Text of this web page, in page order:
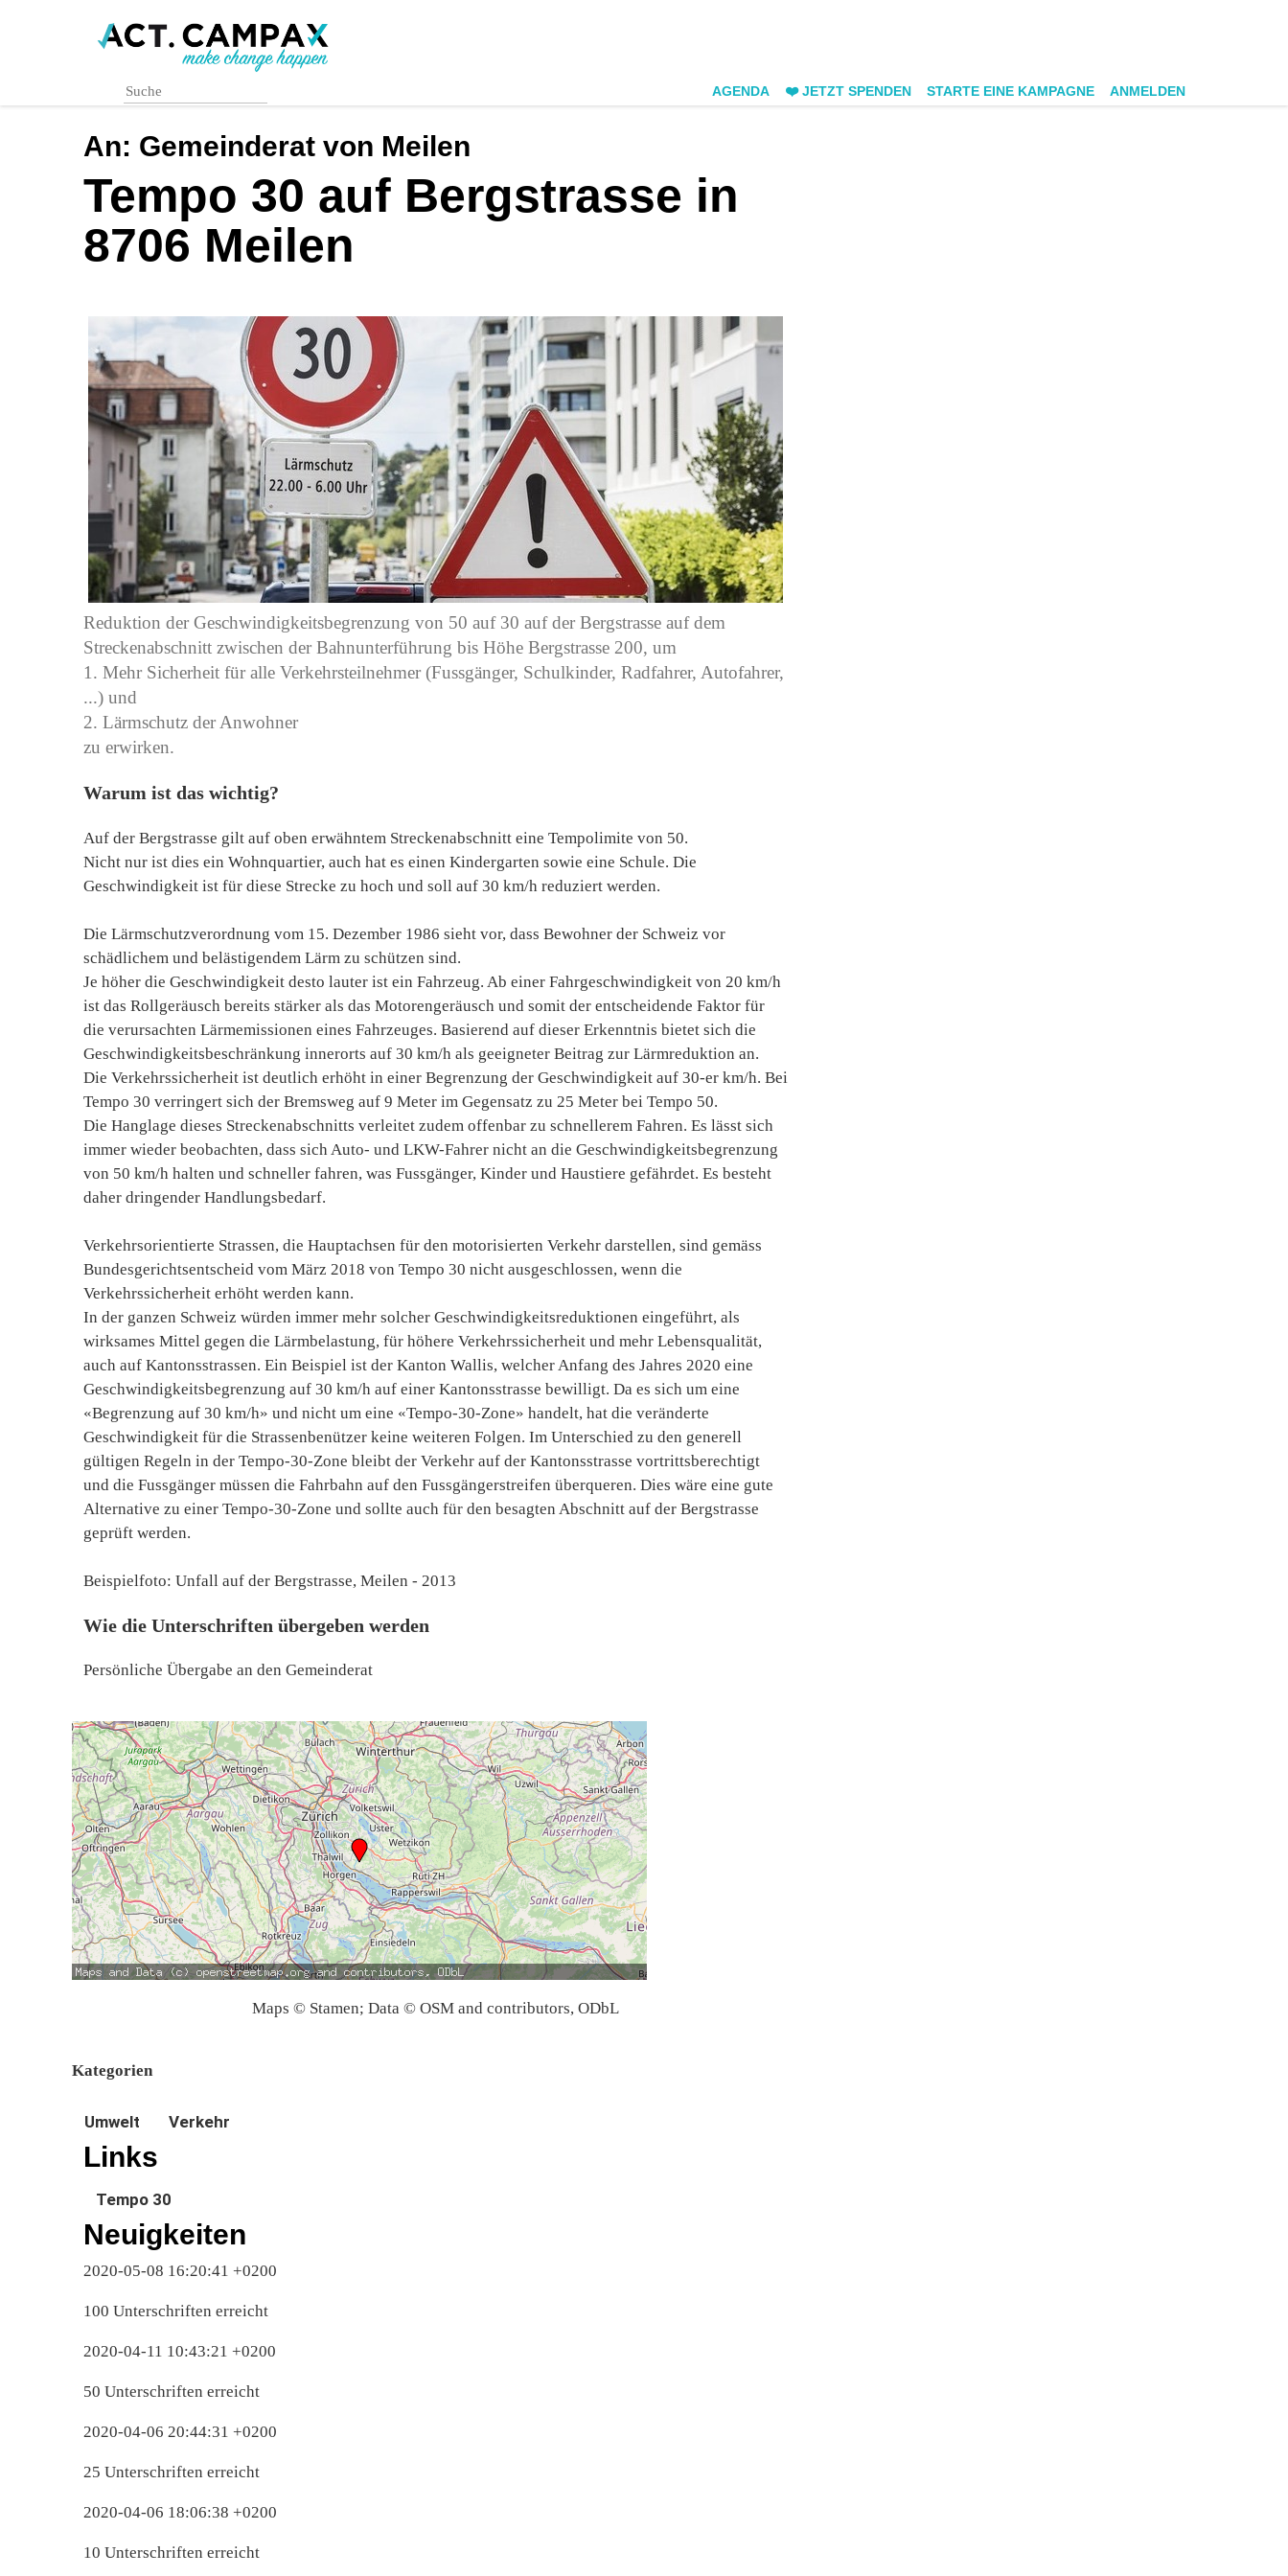
AGENDA ❤️ JETZT SPENDEN STARTE EINE KAMPAGNE ANMELDEN
An: Gemeinderat von Meilen
Tempo 30 auf Bergstrasse in
8706 Meilen
Reduktion der Geschwindigkeitsbegrenzung von 50 auf 30 auf der Bergstrasse auf dem
Streckenabschnitt zwischen der Bahnunterführung bis Höhe Bergstrasse 200, um
1. Mehr Sicherheit für alle Verkehrsteilnehmer (Fussgänger, Schulkinder, Radfahrer, Autofahrer,
...) und
2. Lärmschutz der Anwohner
zu erwirken.
Warum ist das wichtig?
Auf der Bergstrasse gilt auf oben erwähntem Streckenabschnitt eine Tempolimite von 50.
Nicht nur ist dies ein Wohnquartier, auch hat es einen Kindergarten sowie eine Schule. Die
Geschwindigkeit ist für diese Strecke zu hoch und soll auf 30 km/h reduziert werden.
Die Lärmschutzverordnung vom 15. Dezember 1986 sieht vor, dass Bewohner der Schweiz vor
schädlichem und belästigendem Lärm zu schützen sind.
Je höher die Geschwindigkeit desto lauter ist ein Fahrzeug. Ab einer Fahrgeschwindigkeit von 20 km/h
ist das Rollgeräusch bereits stärker als das Motorengeräusch und somit der entscheidende Faktor für
die verursachten Lärmemissionen eines Fahrzeuges. Basierend auf dieser Erkenntnis bietet sich die
Geschwindigkeitsbeschränkung innerorts auf 30 km/h als geeigneter Beitrag zur Lärmreduktion an.
Die Verkehrssicherheit ist deutlich erhöht in einer Begrenzung der Geschwindigkeit auf 30-er km/h. Bei
Tempo 30 verringert sich der Bremsweg auf 9 Meter im Gegensatz zu 25 Meter bei Tempo 50.
Die Hanglage dieses Streckenabschnitts verleitet zudem offenbar zu schnellerem Fahren. Es lässt sich
immer wieder beobachten, dass sich Auto- und LKW-Fahrer nicht an die Geschwindigkeitsbegrenzung
von 50 km/h halten und schneller fahren, was Fussgänger, Kinder und Haustiere gefährdet. Es besteht
daher dringender Handlungsbedarf.
Verkehrsorientierte Strassen, die Hauptachsen für den motorisierten Verkehr darstellen, sind gemäss
Bundesgerichtsentscheid vom März 2018 von Tempo 30 nicht ausgeschlossen, wenn die
Verkehrssicherheit erhöht werden kann.
In der ganzen Schweiz würden immer mehr solcher Geschwindigkeitsreduktionen eingeführt, als
wirksames Mittel gegen die Lärmbelastung, für höhere Verkehrssicherheit und mehr Lebensqualität,
auch auf Kantonsstrassen. Ein Beispiel ist der Kanton Wallis, welcher Anfang des Jahres 2020 eine
Geschwindigkeitsbegrenzung auf 30 km/h auf einer Kantonsstrasse bewilligt. Da es sich um eine
«Begrenzung auf 30 km/h» und nicht um eine «Tempo-30-Zone» handelt, hat die veränderte
Geschwindigkeit für die Strassenbenützer keine weiteren Folgen. Im Unterschied zu den generell
gültigen Regeln in der Tempo-30-Zone bleibt der Verkehr auf der Kantonsstrasse vortrittsberechtigt
und die Fussgänger müssen die Fahrbahn auf den Fussgängerstreifen überqueren. Dies wäre eine gute
Alternative zu einer Tempo-30-Zone und sollte auch für den besagten Abschnitt auf der Bergstrasse
geprüft werden.
Beispielfoto: Unfall auf der Bergstrasse, Meilen - 2013
Wie die Unterschriften übergeben werden
Persönliche Übergabe an den Gemeinderat
Maps © Stamen; Data © OSM and contributors, ODbL
Kategorien
Umwelt Verkehr
Links
Tempo 30
Neuigkeiten
2020-05-08 16:20:41 +0200
100 Unterschriften erreicht
2020-04-11 10:43:21 +0200
50 Unterschriften erreicht
2020-04-06 20:44:31 +0200
25 Unterschriften erreicht
2020-04-06 18:06:38 +0200
10 Unterschriften erreicht